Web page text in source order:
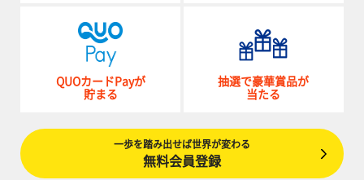
QUOカードPayが
貯まる
抽選で豪華賞品が
当たる
一歩を踏み出せば世界が変わる
無料会員登録